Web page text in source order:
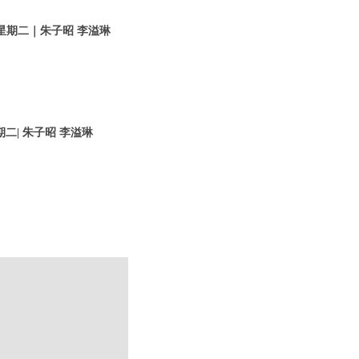
期二｜朱子昭 李溢琳
二| 朱子昭 李溢琳